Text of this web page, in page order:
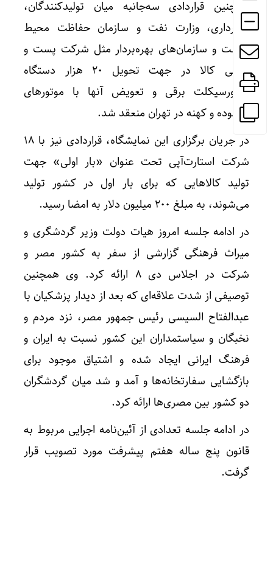
همچنین قراردادی سه‌جانبه میان تولیدکنندگان،
شهرداری، وزارت نفت و سازمان حفاظت محیط
زیست و سازمان‌های بهره‌بردار مثل شرکت پست و
دیجی کالا در جهت تحویل ۲۰ هزار دستگاه
موتورسیکلت برقی و تعویض آنها با موتورهای
فرسوده و کهنه در تهران منعقد شد.
در جریان برگزاری این نمایشگاه، قراردادی نیز با ۱۸
شرکت استارت‌آپی تحت عنوان «بار اولی» جهت
تولید کالاهایی که برای بار اول در کشور تولید
می‌شوند، به مبلغ ۲۰۰ میلیون دلار به امضا رسید.
در ادامه جلسه امروز هیات دولت وزیر گردشگری و
میراث فرهنگی گزارشی از سفر به کشور مصر و
شرکت در اجلاس دی ۸ ارائه کرد. وی همچنین
توصیفی از شدت علاقه‌ای که بعد از دیدار پزشکیان با
عبدالفتاح السیسی رئیس جمهور مصر، نزد مردم و
نخبگان و سیاستمداران این کشور نسبت به ایران و
فرهنگ ایرانی ایجاد شده و اشتیاق موجود برای
بازگشایی سفارتخانه‌ها و آمد و شد میان گردشگران
دو کشور بین مصری‌ها ارائه کرد.
در ادامه جلسه تعدادی از آئین‌نامه اجرایی مربوط به
قانون پنج ساله هفتم پیشرفت مورد تصویب قرار
گرفت.